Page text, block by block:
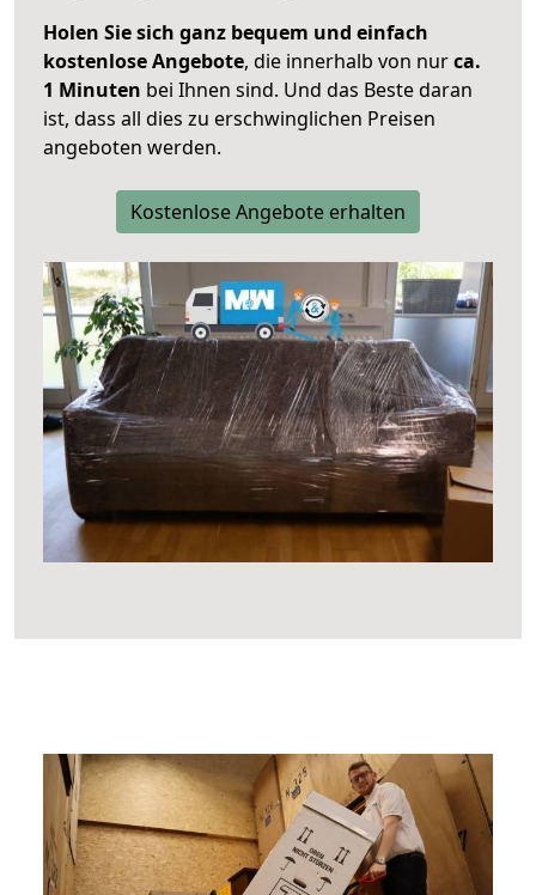
Holen Sie sich ganz bequem und einfach
kostenlose Angebote, die innerhalb von nurca.
1 Minuten bei Ihnen sind. Und das Beste daran
ist, dass all dies zu erschwinglichen Preisen
angeboten werden.
Kostenlose Angebote erhalten